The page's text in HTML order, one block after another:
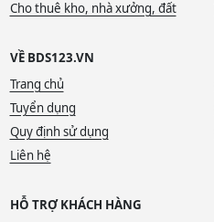
Cho thuê kho, nhà xưởng, đất
VỀ BDS123.VN
Trang chủ
Tuyển dụng
Quy định sử dụng
Liên hệ
HỖ TRỢ KHÁCH HÀNG